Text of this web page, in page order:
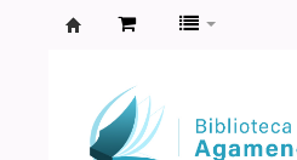
Agamenon
Magalhães